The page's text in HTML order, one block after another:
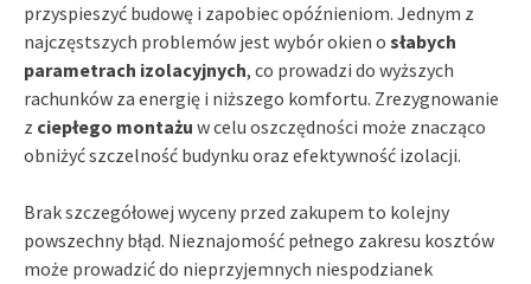
przyspieszyć budowę i zapobiec opóźnieniom. Jednym z
najczęstszych problemów jest wybór okien o słabych
parametrach izolacyjnych, co prowadzi do wyższych
rachunków za energię i niższego komfortu. Zrezygnowanie
z ciepłego montażu w celu oszczędności może znacząco
obniżyć szczelność budynku oraz efektywność izolacji.
Brak szczegółowej wyceny przed zakupem to kolejny
powszechny błąd. Nieznajomość pełnego zakresu kosztów
może prowadzić do nieprzyjemnych niespodzianek